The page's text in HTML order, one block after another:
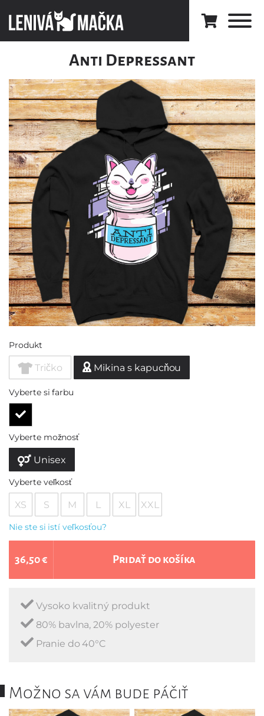
Anti Depressant
Produkt
Tričko Mikina s kapucňou
Vyberte si farbu
Vyberte možnosť
Unisex
Vyberte veľkosť
XS S M L XL XXL
Nie ste si istí veľkosťou?
36,50 € Pridať do košíka
Vysoko kvalitný produkt
80% bavlna, 20% polyester
Pranie do 40°C
Možno sa vám bude páčiť